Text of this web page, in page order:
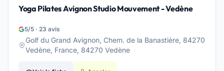
Yoga Pilates Avignon Studio Mouvement - Vedène
5/5 · 23 avis
Golf du Grand Avignon, Chem. de la Banastière, 84270
Vedène, France, 84270 Vedène